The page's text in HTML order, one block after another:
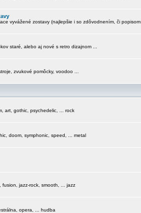
vyvážené zostavy (najlepšie i so zdôvodnením, či
staré, alebo aj nové s retro dizajnom ...
zvukové pomôcky, voodoo ...
art, gothic, psychedelic, ... rock
doom, symphonic, speed, ... metal
fusion, jazz-rock, smooth, ... jazz
opera, ... hudba